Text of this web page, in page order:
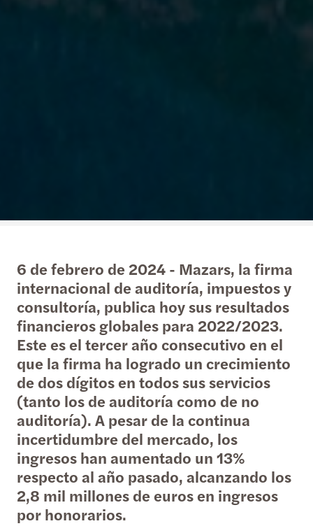
6 de febrero de 2024 - Mazars, la firma
internacional de auditoría, impuestos y
consultoría, publica hoy sus resultados
financieros globales para 2022/2023.
Este es el tercer año consecutivo en el
que la firma ha logrado un crecimiento
de dos dígitos en todos sus servicios
(tanto los de auditoría como de no
auditoría). A pesar de la continua
incertidumbre del mercado, los
ingresos han aumentado un 13%
respecto al año pasado, alcanzando los
2,8 mil millones de euros en ingresos
por honorarios.